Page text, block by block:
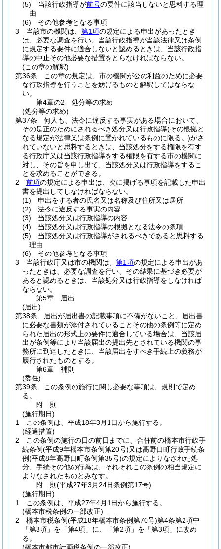
(5)
当該行政指導が前号の要件に該当しないと思料する理
由
(6)
その他参考となる事項
3
当該市の機関は、 第1項の規定による申出があったとき
は、必要な調査を行い、当該行政指導が当該法律又は条例
に規定する要件に適合しないと認めるときは、当該行政指
導の中止その他必要な措置をとらなければならない。
(この章の解釈)
第36条
この章の規定は、市の機関が公の利益のために必要
な行政指導を行うことを妨げるものと解釈してはならな
い。
第4章の2
処分等の求め
(処分等の求め)
第37条
何人も、法令に違反する事実がある場合において、
その是正のためにされるべき処分又は行政指導(その根拠と
なる規定が法律又は条例に置かれているものに限る。)がさ
れていないと思料するときは、当該処分をする権限を有す
る行政庁又は当該行政指導をする権限を有する市の機関に
対し、その旨を申し出て、当該処分又は行政指導をするこ
とを求めることができる。
2
前項の規定による申出は、次に掲げる事項を記載した申出
書を提出してしなければならない。
(1)
申出をする者の氏名又は名称及び住所又は居所
(2)
法令に違反する事実の内容
(3)
当該処分又は行政指導の内容
(4)
当該処分又は行政指導の根拠となる法令の条項
(5)
当該処分又は行政指導がされるべきであると思料する
理由
(6)
その他参考となる事項
3
当該行政庁又は市の機関は、 第1項の規定による申出があ
ったときは、必要な調査を行い、その結果に基づき必要が
あると認めるときは、当該処分又は行政指導をしなければ
ならない。
第5章
届出
(届出)
第38条
届出が届出書の記載事項に不備がないこと、届出書
に必要な書類が添付されていることその他の条例等に定め
られた届出の形式上の要件に適合している場合は、当該届
出が条例等により当該届出の提出先とされている機関の事
務所に到達したときに、当該届出をすべき手続上の義務が
履行されたものとする。
第6章
補則
(委任)
第39条
この条例の施行に関し必要な事項は、規則で定め
る。
附 則
(施行期日)
1
この条例は、平成18年3月1日から施行する。
(経過措置)
2
この条例の施行の日の前日までに、合併前の橋本市行政手
続条例(平成9年橋本市条例第20号)又は高野口町行政手続条
例(平成8年高野口町条例第35号)の規定によりなされた処
分、手続その他の行為は、それぞれこの条例の相当規定に
よりなされたものとみなす。
附 則(平成27年3月24日条例第17号)
(施行期日)
1
この条例は、平成27年4月1日から施行する。
(橋本市税条例の一部改正)
2
橋本市税条例(平成18年橋本市条例第70号)第4条第2項中
「第3項」を「第4項」に、「第2項」を「第3項」に改め
る。
(橋本市都市計画税条例の一部改正)